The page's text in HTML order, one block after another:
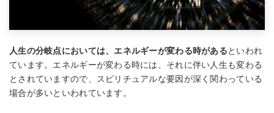
人生の分岐点においては、エネルギーが変わる時があるといわれ
ています。エネルギーが変わる時には、それに伴い人生も変わる
とされていますので、スピリチュアルな要因が深く関わっている
場合が多いといわれています。